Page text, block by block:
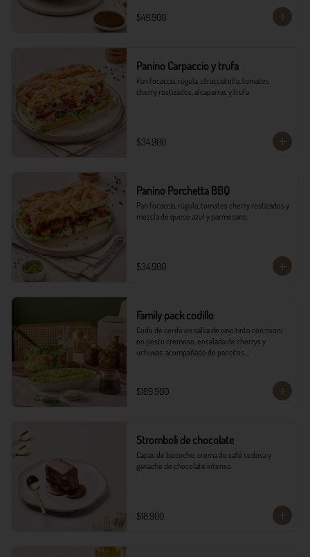
$49.900
Panino Carpaccio y trufa
Pan focaccia, rúgula, stracciatella, tomates
cherry rostizados, alcaparras y trufa
$34.900
Panino Porchetta BBQ
Pan focaccia, rúgula, tomates cherry rostizados y
mezcla de queso azul y parmesano.
$34.900
Family pack codillo
Codo de cerdo en salsa de vino tinto con risoni
en pesto cremoso, ensalada de cherrys y
uchuvas, acompañado de pancitos.​​
- Risoni (Cantidad ideal para 4 personas)​
- Pancitos​
$189.900
Stromboli de chocolate
Capas de bizcocho, crema de café sedosa y
ganache de chocolate intenso.
$18.900